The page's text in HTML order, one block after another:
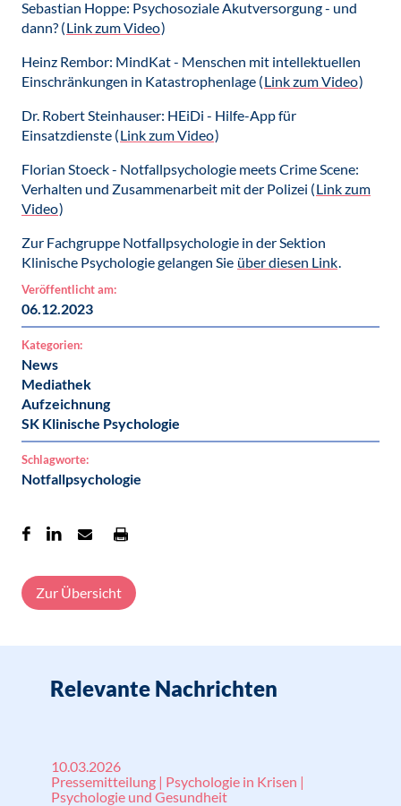
Sebastian Hoppe: Psychosoziale Akutversorgung - und
dann? (Link zum Video)
Heinz Rembor: MindKat - Menschen mit intellektuellen
Einschränkungen in Katastrophenlage (Link zum Video)
Dr. Robert Steinhauser: HEiDi - Hilfe-App für
Einsatzdienste (Link zum Video)
Florian Stoeck - Notfallpsychologie meets Crime Scene:
Verhalten und Zusammenarbeit mit der Polizei (Link zum
Video)
Zur Fachgruppe Notfallpsychologie in der Sektion
Klinische Psychologie gelangen Sie über diesen Link.
Veröffentlicht am:
06.12.2023
Kategorien:
News
Mediathek
Aufzeichnung
SK Klinische Psychologie
Schlagworte:
Notfallpsychologie
Zur Übersicht
Relevante Nachrichten
10.03.2026
Pressemitteilung | Psychologie in Krisen |
Psychologie und Gesundheit